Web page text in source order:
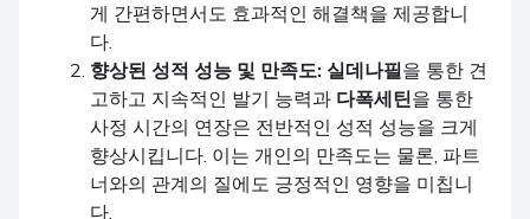
게 간편하면서도 효과적인 해결책을 제공합니
다.
향상된 성적 성능 및 만족도: 실데나필을 통한 견
고하고 지속적인 발기 능력과 다폭세틴을 통한
사정 시간의 연장은 전반적인 성적 성능을 크게
향상시킵니다. 이는 개인의 만족도는 물론, 파트
너와의 관계의 질에도 긍정적인 영향을 미칩니
다.